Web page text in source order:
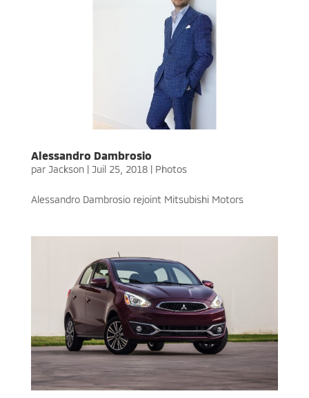
Alessandro Dambrosio
par Jackson| Juil 25, 2018| Photos
Alessandro Dambrosio rejoint Mitsubishi Motors